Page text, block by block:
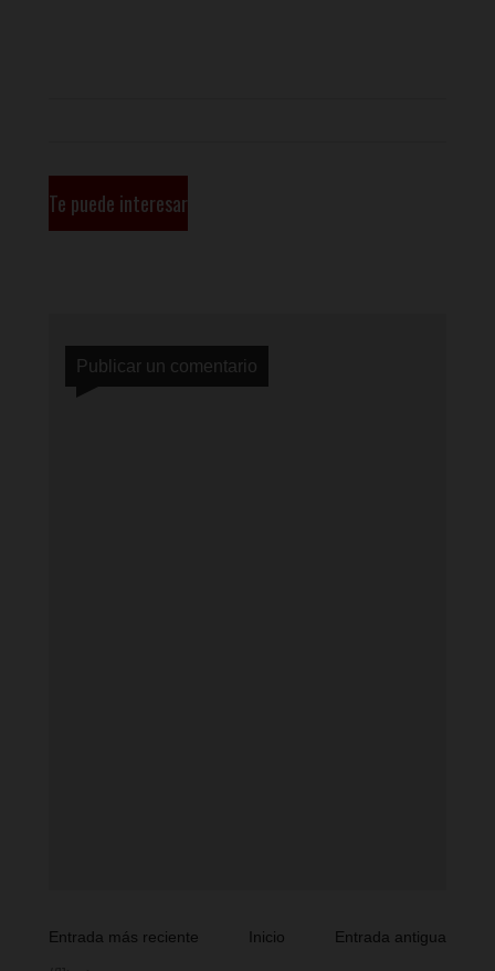
Te puede interesar
Publicar un comentario
Entrada más reciente Entrada antigua
Inicio